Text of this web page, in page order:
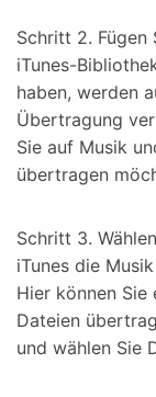
Schritt 2. Fügen
iTunes-
haben, werden
Übertragung
Sie auf Musik
übertragen
Schritt 3.
iTunes die
Hier können Sie
Dateien
und wählen Sie